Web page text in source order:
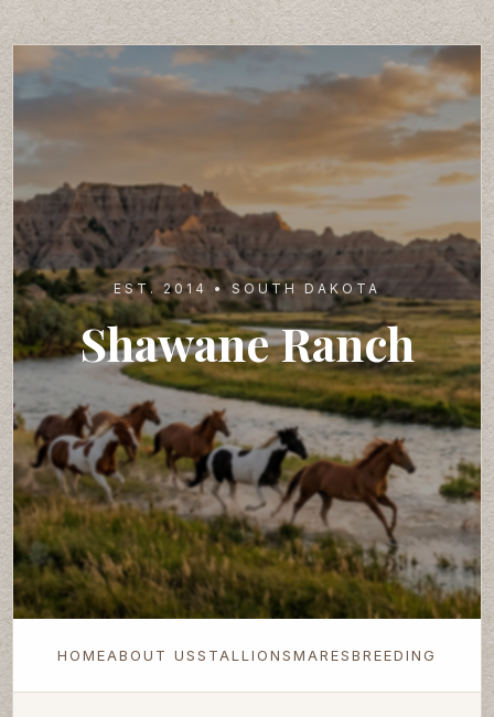
EST. 2014 • SOUTH DAKOTA
Shawane Ranch
HOMEABOUT USSTALLIONSMARESBREEDING